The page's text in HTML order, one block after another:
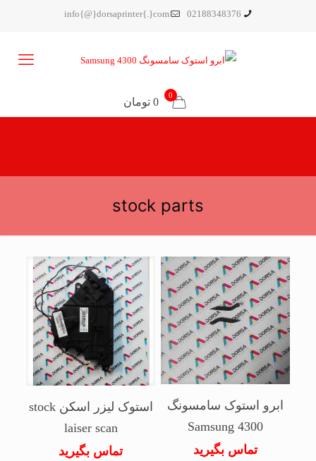
02188348376
info{@}dorsaprinter{.}com
0
0 تومان
stock parts
ابرو استوک سامسونگ
Samsung 4300
تماس بگیرید
استوک لیزر اسکن stock
laiser scan
تماس بگیرید